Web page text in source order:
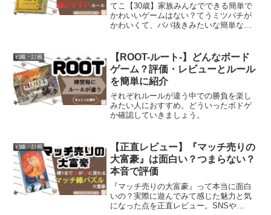
てこ【30歳】家族みんなでできる簡単で
かわいいゲームはない？てうミツバチが
かわいくて、ババ抜きみたいな簡単なボ
ツバチマッチ＋』は、一言で言うなら逆
ババ抜き。そろったカー...
戦略・計画
【ROOT-ルート-】どんなボード
ゲーム？評価・レビューとルール
を簡単に紹介
それぞれルールが違う中での勝負を楽し
みたい人におすすめ。どういったボドゲ
か確認していきましょう。
戦略・計画
【正直レビュー】『マッチ売りの
大富豪』は面白い？つまらない？
本音で評価
『マッチ売りの大富豪』って本当に面白
いの？実際に遊んでみて感じた魅力と気
になった点を正直レビュー。SNSや